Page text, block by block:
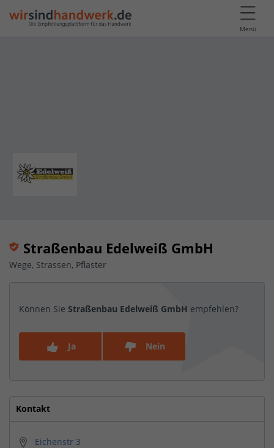
Menü
Straßenbau Edelweiß GmbH
Wege, Strassen, Pflaster
Können Sie Straßenbau Edelweiß GmbH empfehlen?
Ja Nein
Kontakt
Eichenstr 3